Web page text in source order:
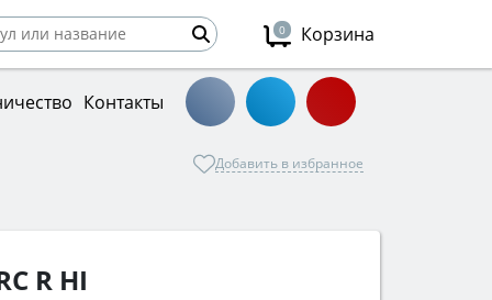
0 Корзина
Контакты
Добавить в избранное
R HI